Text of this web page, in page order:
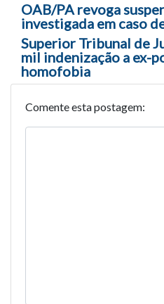
Navegação
OAB/PA revoga
investigada em caso
Superior Tribunal de
mil indenização a ex-
homofobia
Comente esta postagem: